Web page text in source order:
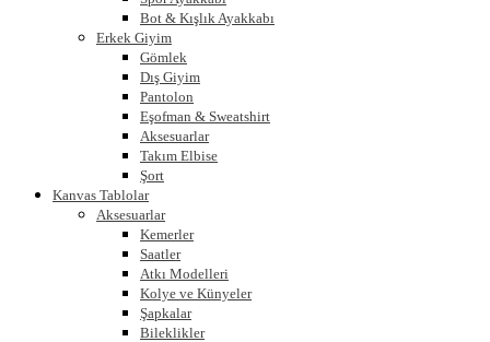
Bot & Kışlık Ayakkabı
Erkek Giyim
Gömlek
Dış Giyim
Pantolon
Eşofman & Sweatshirt
Aksesuarlar
Takım Elbise
Şort
Kanvas Tablolar
Aksesuarlar
Kemerler
Saatler
Atkı Modelleri
Kolye ve Künyeler
Şapkalar
Bileklikler